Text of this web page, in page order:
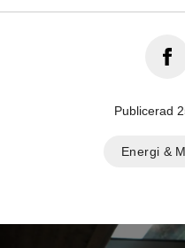
Publicerad
Energi &